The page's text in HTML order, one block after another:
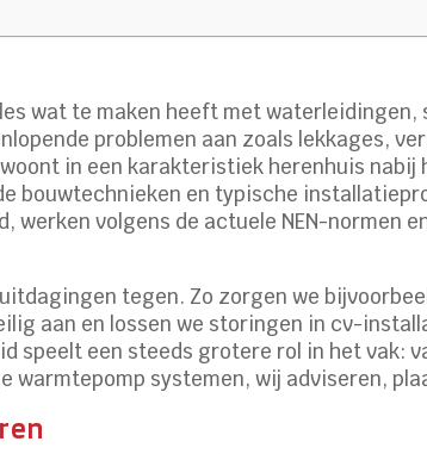
wat te maken heeft met
problemen aan zoals lekkages,
in een karakteristiek herenhuis nabij
bouwtechnieken en typische
volgens de actuele NEN-normen
tegen. Zo zorgen we
aan en lossen we storingen in cv-
speelt een steeds grotere rol in het vak:
systemen, wij adviseren,